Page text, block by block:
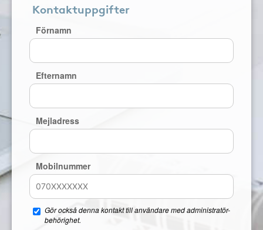
Kontaktuppgifter
Förnamn
Efternamn
Mejladress
Mobilnummer
Gör också denna kontakt till användare med administratör-
behörighet.